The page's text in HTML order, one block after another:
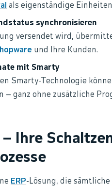
als eigenständige
synchronisieren
versendet wird,
und Ihre Kunden.
mit Smarty
Smarty-Technologie
– ganz ohne zusätzliche
– Ihre
ERP-Lösung, die